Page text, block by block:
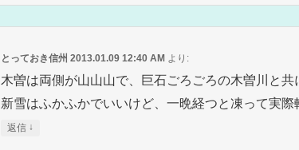
とっておき信州 2013.01.09 12:40 AM より:
木曽は両側が山山山で、巨石ごろごろの木曽川と共
新雪はふかふかでいいけど、一晩経つと凍って実際
返信 ↓